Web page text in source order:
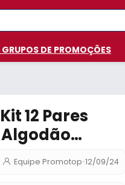
GRUPOS DE PROMOÇÕES
12 Pares
Equipe Promotop•12/09/24